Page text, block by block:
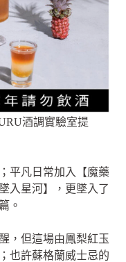
酒調實驗室提
平凡日常加入【魔藥
入星河】，更墜入了
。
，但這場由鳳梨紅玉
也許蘇格蘭威士忌的